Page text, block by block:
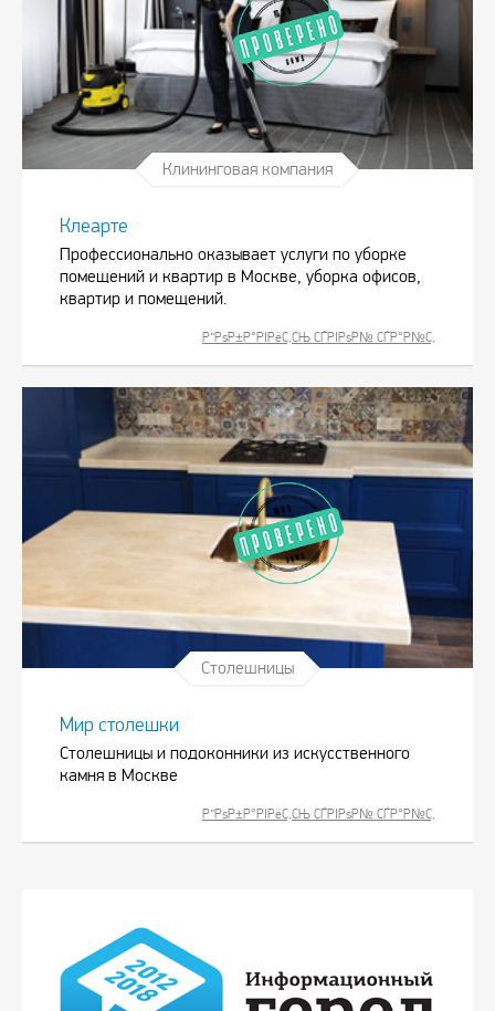
Клининговая компания
Клеарте
Профессионально оказывает услуги по уборке
помещений и квартир в Москве, уборка офисов,
квартир и помещений.
Р”РѕР±Р°РІРёС‚СЊ СЃРІРѕР№ СЃР°Р№С‚
Столешницы
Мир столешки
Столешницы и подоконники из искусственного
камня в Москве
Р”РѕР±Р°РІРёС‚СЊ СЃРІРѕР№ СЃР°Р№С‚